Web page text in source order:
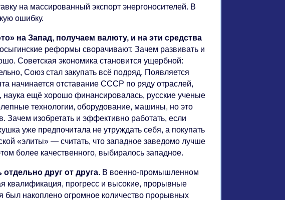
на массированный экспорт энергоносителей. В
ошибку.
на Запад, получаем валюту, и на эти средства
реформы сворачивают. Зачем развивать и
Советская экономика становится ущербной:
Союз стал закупать всё подряд. Появляется
начинается отставание СССР по ряду отраслей,
ещё хорошо финансировалась, русские ученые
технологии, оборудование, машины, но это
изобретать и эффективно работать, если
уже предпочитала не утруждать себя, а покупать
«элиты» — считать, что западное заведомо лучше
более качественного, выбиралось западное.
друг от друга. В военно-промышленном
квалификация, прогресс и высокие, прорывные
был накоплено огромное количество прорывных